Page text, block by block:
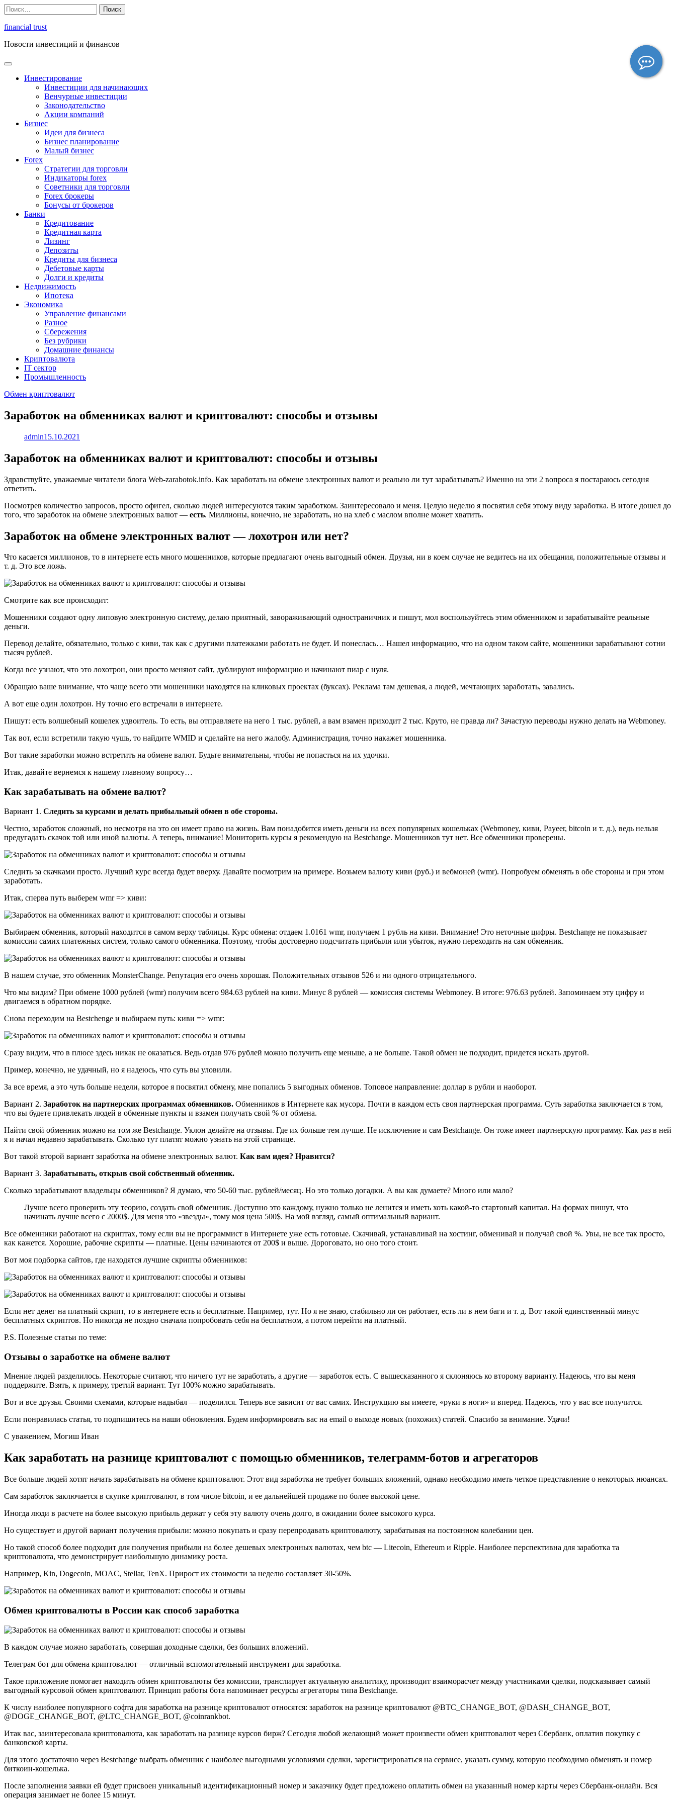
Перейти
к
содержимому
Найти:
financial trust
Новости инвестиций и финансов
Инвестирование
Инвестиции для начинающих
Венчурные инвестиции
Законодательство
Акции компаний
Бизнес
Идеи для бизнеса
Бизнес планирование
Малый бизнес
Forex
Стратегии для торговли
Индикаторы forex
Советники для торговли
Forex брокеры
Бонусы от брокеров
Банки
Кредитование
Кредитная карта
Лизинг
Депозиты
Кредиты для бизнеса
Дебетовые карты
Долги и кредиты
Недвижимость
Ипотека
Экономика
Управление финансами
Разное
Сбережения
Без рубрики
Домашние финансы
Криптовалюта
IT сектор
Промышленность
Обмен криптовалют
Заработок на обменниках валют и криптовалют: способы и отзывы
admin15.10.2021
Заработок на обменниках валют и криптовалют: способы и отзывы
Здравствуйте, уважаемые читатели блога Web-zarabotok.info. Как заработать на обмене электронных валют и реально ли тут зарабатывать? Именно на эти 2 вопроса я постараюсь сегодня
ответить.
Посмотрев количество запросов, просто офигел, сколько людей интересуются таким заработком. Заинтересовало и меня. Целую неделю я посвятил себя этому виду заработка. В итоге дошел до
того, что заработок на обмене электронных валют — есть. Миллионы, конечно, не заработать, но на хлеб с маслом вполне может хватить.
Заработок на обмене электронных валют — лохотрон или нет?
Что касается миллионов, то в интернете есть много мошенников, которые предлагают очень выгодный обмен. Друзья, ни в коем случае не ведитесь на их обещания, положительные отзывы и
т. д. Это все ложь.
Смотрите как все происходит:
Мошенники создают одну липовую электронную систему, делаю приятный, завораживающий одностраничник и пишут, мол воспользуйтесь этим обменником и зарабатывайте реальные
деньги.
Перевод делайте, обязательно, только с киви, так как с другими платежками работать не будет. И понеслась… Нашел информацию, что на одном таком сайте, мошенники зарабатывают сотни
тысяч рублей.
Когда все узнают, что это лохотрон, они просто меняют сайт, дублируют информацию и начинают пиар с нуля.
Обращаю ваше внимание, что чаще всего эти мошенники находятся на кликовых проектах (буксах). Реклама там дешевая, а людей, мечтающих заработать, завались.
А вот еще один лохотрон. Ну точно его встречали в интернете.
Пишут: есть волшебный кошелек удвоитель. То есть, вы отправляете на него 1 тыс. рублей, а вам взамен приходит 2 тыс. Круто, не правда ли? Зачастую переводы нужно делать на Webmoney.
Так вот, если встретили такую чушь, то найдите WMID и сделайте на него жалобу. Администрация, точно накажет мошенника.
Вот такие заработки можно встретить на обмене валют. Будьте внимательны, чтобы не попасться на их удочки.
Итак, давайте вернемся к нашему главному вопросу…
Как зарабатывать на обмене валют?
Вариант 1. Следить за курсами и делать прибыльный обмен в обе стороны.
Честно, заработок сложный, но несмотря на это он имеет право на жизнь. Вам понадобится иметь деньги на всех популярных кошельках (Webmoney, киви, Payeer, bitcoin и т. д.), ведь нельзя
предугадать скачок той или иной валюты. А теперь, внимание! Мониторить курсы я рекомендую на Bestchange. Мошенников тут нет. Все обменники проверены.
Следить за скачками просто. Лучший курс всегда будет вверху. Давайте посмотрим на примере. Возьмем валюту киви (руб.) и вебмоней (wmr). Попробуем обменять в обе стороны и при этом
заработать.
Итак, сперва путь выберем wmr => киви:
Выбираем обменник, который находится в самом верху таблицы. Курс обмена: отдаем 1.0161 wmr, получаем 1 рубль на киви. Внимание! Это неточные цифры. Bestchange не показывает
комиссии самих платежных систем, только самого обменника. Поэтому, чтобы достоверно подсчитать прибыли или убыток, нужно переходить на сам обменник.
В нашем случае, это обменник MonsterChange. Репутация его очень хорошая. Положительных отзывов 526 и ни одного отрицательного.
Что мы видим? При обмене 1000 рублей (wmr) получим всего 984.63 рублей на киви. Минус 8 рублей — комиссия системы Webmoney. В итоге: 976.63 рублей. Запоминаем эту цифру и
двигаемся в обратном порядке.
Снова переходим на Bestchenge и выбираем путь: киви => wmr:
Сразу видим, что в плюсе здесь никак не оказаться. Ведь отдав 976 рублей можно получить еще меньше, а не больше. Такой обмен не подходит, придется искать другой.
Пример, конечно, не удачный, но я надеюсь, что суть вы уловили.
За все время, а это чуть больше недели, которое я посвятил обмену, мне попались 5 выгодных обменов. Топовое направление: доллар в рубли и наоборот.
Вариант 2. Заработок на партнерских программах обменников. Обменников в Интернете как мусора. Почти в каждом есть своя партнерская программа. Суть заработка заключается в том,
что вы будете привлекать людей в обменные пункты и взамен получать свой % от обмена.
Найти свой обменник можно на том же Bestchange. Уклон делайте на отзывы. Где их больше тем лучше. Не исключение и сам Bestchange. Он тоже имеет партнерскую программу. Как раз в ней
я и начал недавно зарабатывать. Сколько тут платят можно узнать на этой странице.
Вот такой второй вариант заработка на обмене электронных валют. Как вам идея? Нравится?
Вариант 3. Зарабатывать, открыв свой собственный обменник.
Сколько зарабатывают владельцы обменников? Я думаю, что 50-60 тыс. рублей/месяц. Но это только догадки. А вы как думаете? Много или мало?
Лучше всего проверить эту теорию, создать свой обменник. Доступно это каждому, нужно только не ленится и иметь хоть какой-то стартовый капитал. На формах пишут, что
начинать лучше всего с 2000$. Для меня это «звезды», тому моя цена 500$. На мой взгляд, самый оптимальный вариант.
Все обменники работают на скриптах, тому если вы не программист в Интернете уже есть готовые. Скачивай, устанавливай на хостинг, обменивай и получай свой %. Увы, не все так просто,
как кажется. Хорошие, рабочие скрипты — платные. Цены начинаются от 200$ и выше. Дороговато, но оно того стоит.
Вот моя подборка сайтов, где находятся лучшие скрипты обменников:
Если нет денег на платный скрипт, то в интернете есть и бесплатные. Например, тут. Но я не знаю, стабильно ли он работает, есть ли в нем баги и т. д. Вот такой единственный минус
бесплатных скриптов. Но никогда не поздно сначала попробовать себя на бесплатном, а потом перейти на платный.
P.S. Полезные статьи по теме:
Отзывы о заработке на обмене валют
Мнение людей разделилось. Некоторые считают, что ничего тут не заработать, а другие — заработок есть. С вышесказанного я склоняюсь ко второму варианту. Надеюсь, что вы меня
поддержите. Взять, к примеру, третий вариант. Тут 100% можно зарабатывать.
Вот и все друзья. Своими схемами, которые надыбал — поделился. Теперь все зависит от вас самих. Инструкцию вы имеете, «руки в ноги» и вперед. Надеюсь, что у вас все получится.
Если понравилась статья, то подпишитесь на наши обновления. Будем информировать вас на email о выходе новых (похожих) статей. Спасибо за внимание. Удачи!
С уважением, Могиш Иван
Как заработать на разнице криптовалют с помощью обменников, телеграмм-ботов и агрегаторов
Все больше людей хотят начать зарабатывать на обмене криптовалют. Этот вид заработка не требует больших вложений, однако необходимо иметь четкое представление о некоторых нюансах.
Сам заработок заключается в скупке криптовалют, в том числе bitcoin, и ее дальнейшей продаже по более высокой цене.
Иногда люди в расчете на более высокую прибыль держат у себя эту валюту очень долго, в ожидании более высокого курса.
Но существует и другой вариант получения прибыли: можно покупать и сразу перепродавать криптовалюту, зарабатывая на постоянном колебании цен.
Но такой способ более подходит для получения прибыли на более дешевых электронных валютах, чем btc — Litecoin, Ethereum и Ripple. Наиболее перспективна для заработка та
криптовалюта, что демонстрирует наибольшую динамику роста.
Например, Kin, Dogecoin, MOAC, Stellar, TenX. Прирост их стоимости за неделю составляет 30-50%.
Обмен криптовалюты в России как способ заработка
В каждом случае можно заработать, совершая доходные сделки, без больших вложений.
Телеграм бот для обмена криптовалют — отличный вспомогательный инструмент для заработка.
Такое приложение помогает находить обмен криптовалюты без комиссии, транслирует актуальную аналитику, производит взаиморасчет между участниками сделки, подсказывает самый
выгодный курсовой обмен криптовалют. Принцип работы бота напоминает ресурсы агрегаторы типа Bestchange.
К числу наиболее популярного софта для заработка на разнице криптовалют относятся: заработок на разнице криптовалют @BTC_CHANGE_BOT, @DASH_CHANGE_BOT,
@DOGE_CHANGE_BOT, @LTC_CHANGE_BOT, @coinrankbot.
Итак вас, заинтересовала криптовалюта, как заработать на разнице курсов бирж? Сегодня любой желающий может произвести обмен криптовалют через Сбербанк, оплатив покупку с
банковской карты.
Для этого достаточно через Bestchange выбрать обменник с наиболее выгодными условиями сделки, зарегистрироваться на сервисе, указать сумму, которую необходимо обменять и номер
биткоин-кошелька.
После заполнения заявки ей будет присвоен уникальный идентификационный номер и заказчику будет предложено оплатить обмен на указанный номер карты через Сбербанк-онлайн. Вся
операция занимает не более 15 минут.